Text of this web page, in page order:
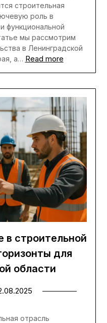
строительная
роль в
функциональной
мы рассмотрим
в Ленинградской
а… Read more
строительной
для
области
отрасль